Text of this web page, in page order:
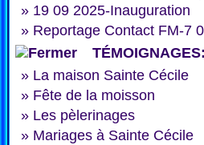
» 19 09 2025-Inauguration
» Reportage Contact FM-7
» La maison Sainte Cécile
» Fête de la moisson
» Les pèlerinages
» Mariages à Sainte Cécile